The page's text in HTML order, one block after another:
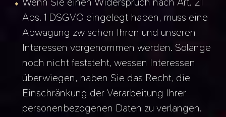
Abs. 1 DSGVO eingelegt haben, muss eine
Abwägung zwischen Ihren und unseren
Interessen vorgenommen werden. Solange
noch nicht feststeht, wessen Interessen
überwiegen, haben Sie das Recht, die
Einschränkung der Verarbeitung Ihrer
personenbezogenen Daten zu verlangen.